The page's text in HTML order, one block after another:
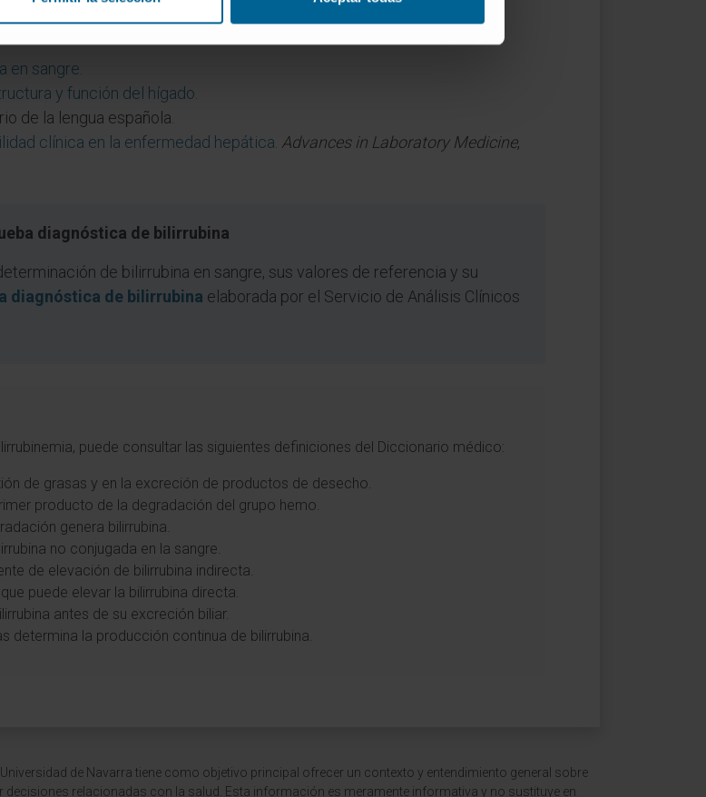
en sangre
y función del hígado
de la lengua española.
clínica en la enfermedad hepática Advances in Laboratory Medicine,
diagnóstica de bilirrubina
de bilirrubina en sangre, sus valores de referencia y su
diagnóstica de bilirrubina elaborada por el Servicio de Análisis Clínicos
puede consultar las siguientes definiciones del Diccionario médico:
de grasas y en la excreción de productos de desecho.
producto de la degradación del grupo hemo.
genera bilirrubina.
no conjugada en la sangre.
de elevación de bilirrubina indirecta.
puede elevar la bilirrubina directa.
antes de su excreción biliar.
determina la producción continua de bilirrubina.
de Navarra tiene como objetivo principal ofrecer un contexto y entendimiento general sobre
relacionadas con la salud. Esta información es meramente informativa y no sustituye en